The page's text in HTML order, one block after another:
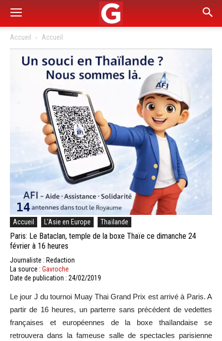
Accueil Accueil
Accueil L'Asie en Europe Thaïlande
Paris: Le Bataclan, temple de la boxe Thaïe ce dimanche 24
février à 16 heures
Journaliste : Redaction
La source : Gavroche
Date de publication : 24/02/2019
Le jour J du tournoi Muay Thai Grand Prix est arrivé à Paris. A
partir de 16 heures, un parterre sans précédent de vedettes
françaises et européennes de la boxe thaïlandaise se
retrouvera dans la fameuse salle de spectacles parisienne